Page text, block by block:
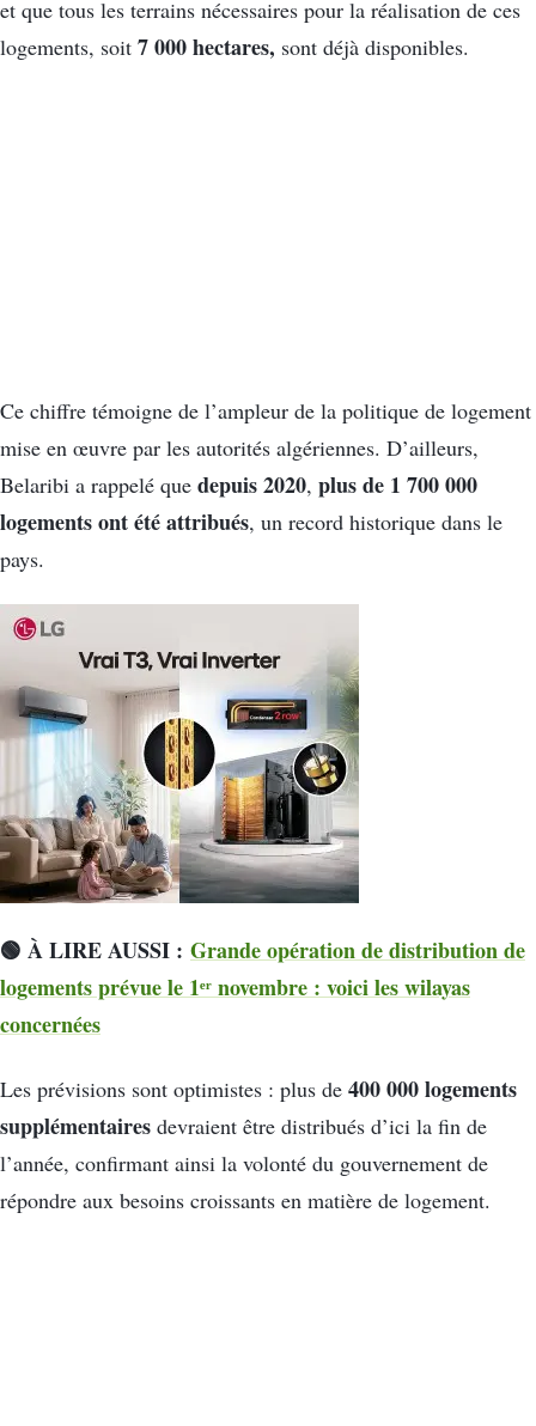
et que tous les terrains nécessaires pour la réalisation de ces
logements, soit 7 000 hectares, sont déjà disponibles.
Ce chiffre témoigne de l’ampleur de la politique de logement
mise en œuvre par les autorités algériennes. D’ailleurs,
Belaribi a rappelé que depuis 2020, plus de 1 700 000
logements ont été attribués, un record historique dans le
pays.
🟢 À LIRE AUSSI : Grande opération de distribution de
logements prévue le 1ᵉʳ novembre : voici les wilayas
concernées
Les prévisions sont optimistes : plus de 400 000 logements
supplémentaires devraient être distribués d’ici la fin de
l’année, confirmant ainsi la volonté du gouvernement de
répondre aux besoins croissants en matière de logement.